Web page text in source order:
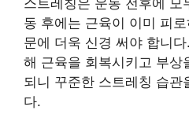
스트레칭은 운동 전후에 모
동 후에는 근육이 이미 피
문에 더욱 신경 써야 합니다.
해 근육을 회복시키고 부상
되니 꾸준한 스트레칭 습관
다.